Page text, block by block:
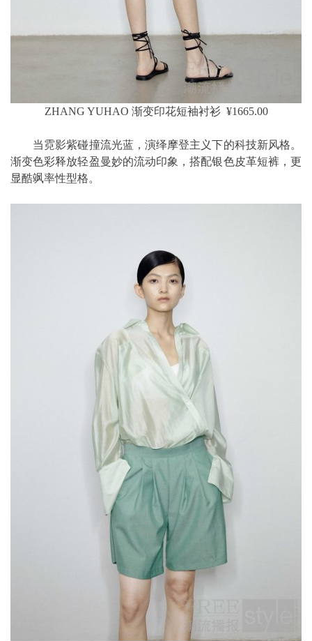
ZHANG YUHAO 渐变印花短袖衬衫 ¥1665.00
当霓影紫碰撞流光蓝，演绎摩登主义下的科技新风格。
渐变色彩释放轻盈曼妙的流动印象，搭配银色皮革短裤，更
显酷飒率性型格。